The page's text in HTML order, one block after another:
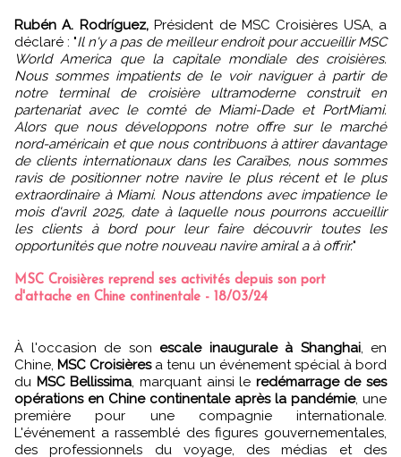
Rubén A. Rodríguez,Président de MSC Croisières USA, a
déclaré : "Il n'y a pas de meilleur endroit pour accueillir MSC
World America que la capitale mondiale des croisières.
Nous sommes impatients de le voir naviguer à partir de
notre terminal de croisière ultramoderne construit en
partenariat avec le comté de Miami-Dade et PortMiami.
Alors que nous développons notre offre sur le marché
nord-américain et que nous contribuons à attirer davantage
de clients internationaux dans les Caraïbes, nous sommes
ravis de positionner notre navire le plus récent et le plus
extraordinaire à Miami. Nous attendons avec impatience le
mois d'avril 2025, date à laquelle nous pourrons accueillir
les clients à bord pour leur faire découvrir toutes les
opportunités que notre nouveau navire amiral a à offrir."
MSC Croisières reprend ses activités depuis son port
d'attache en Chine continentale - 18/03/24
À l'occasion de son escale inaugurale à Shanghai, en
Chine, MSC Croisièresa tenu un événement spécial à bord
du MSC Bellissima , marquant ainsi le redémarrage de ses
opérations en Chine continentale après la pandémie, une
première pour une compagnie internationale.
L'événement a rassemblé des figures gouvernementales,
des professionnels du voyage, des médias et des